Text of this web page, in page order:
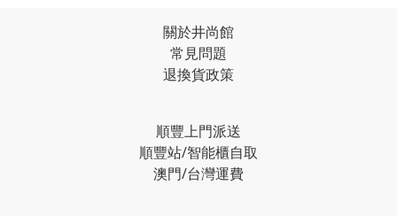
關於井尚館
常見問題
退換貨政策
順豐上門派送
順豐站/智能櫃自取
澳門/台灣運費